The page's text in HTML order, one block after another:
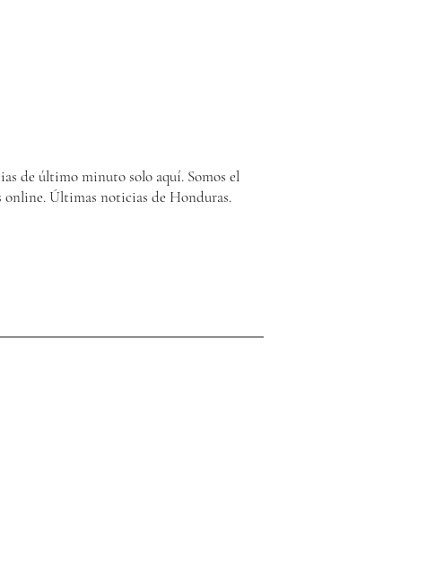
de último minuto solo aquí. Somos el
Últimas noticias de Honduras.